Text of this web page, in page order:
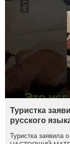
Туристка
русского
Туристка заявила